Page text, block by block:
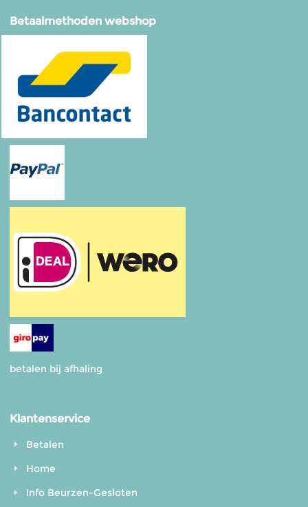
Betaalmethoden webshop
betalen bij afhaling
Klantenservice
Betalen
Home
Info Beurzen-Gesloten